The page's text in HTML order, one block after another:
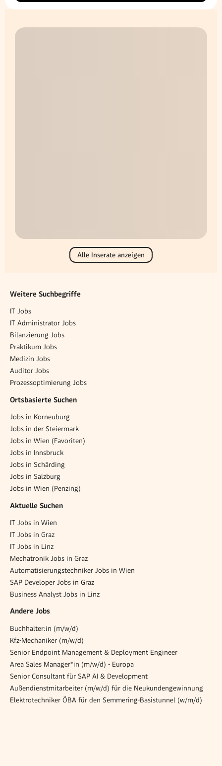
Alle Inserate anzeigen
Weitere Suchbegriffe
IT Jobs
IT Administrator Jobs
Bilanzierung Jobs
Praktikum Jobs
Medizin Jobs
Auditor Jobs
Prozessoptimierung Jobs
Ortsbasierte Suchen
Jobs in Korneuburg
Jobs in der Steiermark
Jobs in Wien (Favoriten)
Jobs in Innsbruck
Jobs in Schärding
Jobs in Salzburg
Jobs in Wien (Penzing)
Aktuelle Suchen
IT Jobs in Wien
IT Jobs in Graz
IT Jobs in Linz
Mechatronik Jobs in Graz
Automatisierungstechniker Jobs in Wien
SAP Developer Jobs in Graz
Business Analyst Jobs in Linz
Andere Jobs
Buchhalter:in (m/w/d)
Kfz-Mechaniker (m/w/d)
Senior Endpoint Management & Deployment Engineer
Area Sales Manager*in (m/w/d) - Europa
Senior Consultant für SAP AI & Development
Außendienstmitarbeiter (m/w/d) für die Neukundengewinnung
Elektrotechniker ÖBA für den Semmering-Basistunnel (w/m/d)